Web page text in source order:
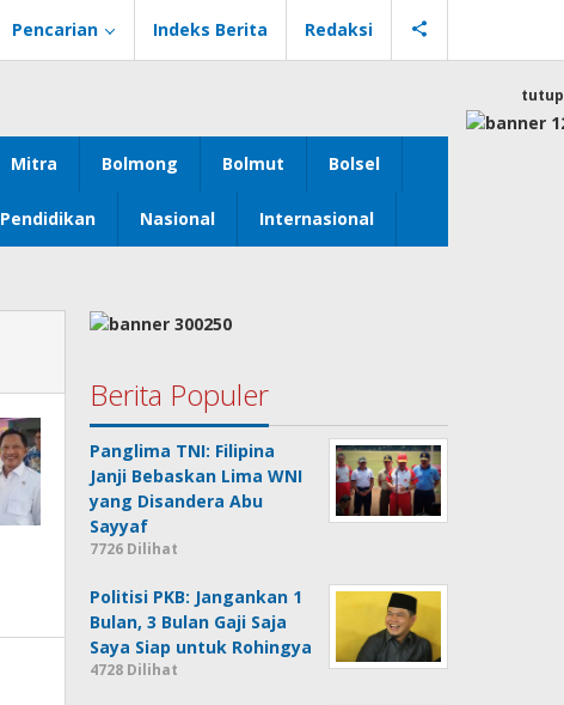
Pencarian Indeks Berita Redaksi
Mitra Bolmong Bolmut Bolsel
Pendidikan Nasional Internasional
tutup
Berita Populer
Panglima TNI: Filipina
Janji Bebaskan Lima WNI
yang Disandera Abu
Sayyaf
7726 Dilihat
Politisi PKB: Jangankan 1
Bulan, 3 Bulan Gaji Saja
Saya Siap untuk Rohingya
4728 Dilihat